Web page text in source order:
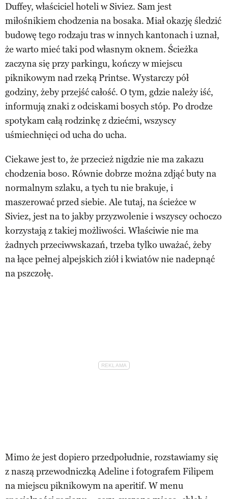
Duffey, właściciel hoteli w Siviez. Sam jest
miłośnikiem chodzenia na bosaka. Miał okazję śledzić
budowę tego rodzaju tras w innych kantonach i uznał,
że warto mieć taki pod własnym oknem. Ścieżka
zaczyna się przy parkingu, kończy w miejscu
piknikowym nad rzeką Printse. Wystarczy pół
godziny, żeby przejść całość. O tym, gdzie należy iść,
informują znaki z odciskami bosych stóp. Po drodze
spotykam całą rodzinkę z dziećmi, wszyscy
uśmiechnięci od ucha do ucha.
Ciekawe jest to, że przecież nigdzie nie ma zakazu
chodzenia boso. Równie dobrze można zdjąć buty na
normalnym szlaku, a tych tu nie brakuje, i
maszerować przed siebie. Ale tutaj, na ścieżce w
Siviez, jest na to jakby przyzwolenie i wszyscy ochoczo
korzystają z takiej możliwości. Właściwie nie ma
żadnych przeciwwskazań, trzeba tylko uważać, żeby
na łące pełnej alpejskich ziół i kwiatów nie nadepnąć
na pszczołę.
Mimo że jest dopiero przedpołudnie, rozstawiamy się
z naszą przewodniczką Adeline i fotografem Filipem
na miejscu piknikowym na aperitif. W menu